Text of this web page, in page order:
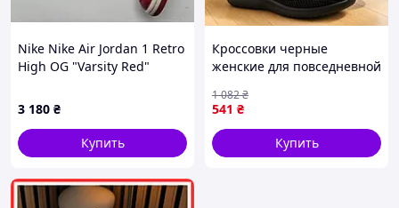
Nike Nike Air Jordan 1 Retro
High OG "Varsity Red"
3 180 ₴
Купить
Кроссовки черные
женские для повседневной
женски текстиль, Кросовки
для женщин ZM-76
541 ₴
1 082₴
Купить